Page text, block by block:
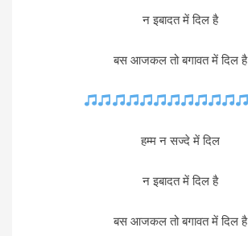
न इबादत में दिल है
बस आजकल तो बगावत में दिल है
हम्म न सज्दे में दिल
न इबादत में दिल है
बस आजकल तो बगावत में दिल है